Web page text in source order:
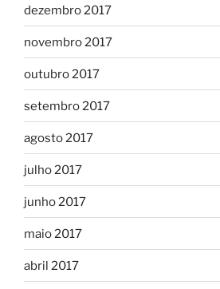
dezembro 2017
novembro 2017
outubro 2017
setembro 2017
agosto 2017
julho 2017
junho 2017
maio 2017
abril 2017